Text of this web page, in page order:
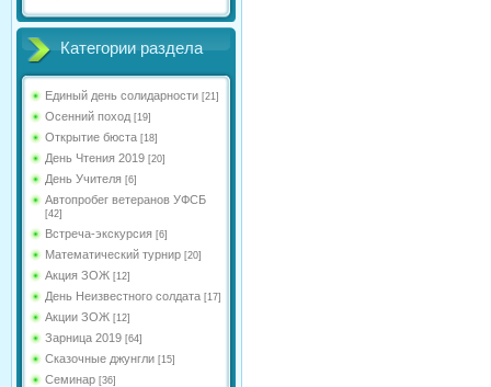
Категории раздела
Единый день солидарности [21]
Осенний поход [19]
Открытие бюста [18]
День Чтения 2019 [20]
День Учителя [6]
Автопробег ветеранов УФСБ
[42]
Встреча-экскурсия [6]
Математический турнир [20]
Акция ЗОЖ [12]
День Неизвестного солдата [17]
Акции ЗОЖ [12]
Зарница 2019 [64]
Сказочные джунгли [15]
Семинар [36]